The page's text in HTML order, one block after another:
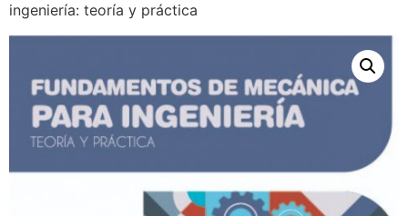
ingeniería: teoría y práctica